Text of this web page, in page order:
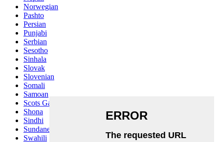
Norwegian
Pashto
Persian
Punjabi
Serbian
Sesotho
Sinhala
Slovak
Slovenian
Somali
Samoan
Scots Gaelic
Shona
Sindhi
Sundanese
Swahili